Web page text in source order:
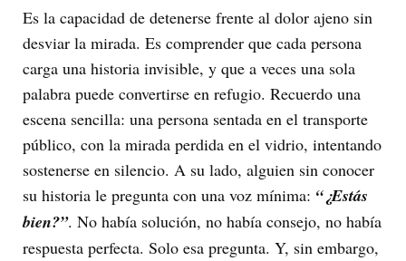
Es la capacidad de detenerse frente al dolor ajeno sin
desviar la mirada. Es comprender que cada persona
carga una historia invisible, y que a veces una sola
palabra puede convertirse en refugio. Recuerdo una
escena sencilla: una persona sentada en el transporte
público, con la mirada perdida en el vidrio, intentando
sostenerse en silencio. A su lado, alguien sin conocer
su historia le pregunta con una voz mínima: “¿Estás
bien?”. No había solución, no había consejo, no había
respuesta perfecta. Solo esa pregunta. Y, sin embargo,